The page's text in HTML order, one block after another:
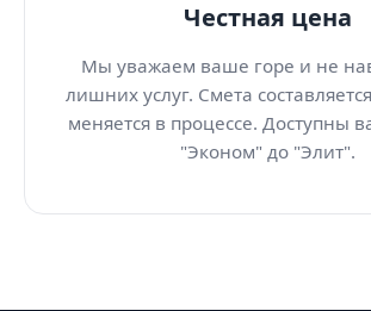
Честная цена
Мы уважаем ваше горе и не
лишних услуг. Смета
меняется в процессе. Доступны
"Эконом" до "Элит".